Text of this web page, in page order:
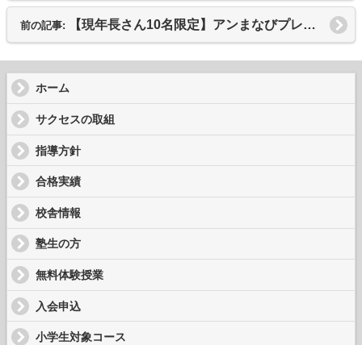
前の記事: 【現年長さん10名限定】アンまなびプレキッズ生大募集！
ホーム
サクセスの取組
指導方針
合格実績
校舎情報
塾生の方
無料体験授業
入会申込
小学生対象コース